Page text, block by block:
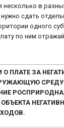
несколько в
сдать
одного
по ним
ПЛАТЕ ЗА
СРЕДУ